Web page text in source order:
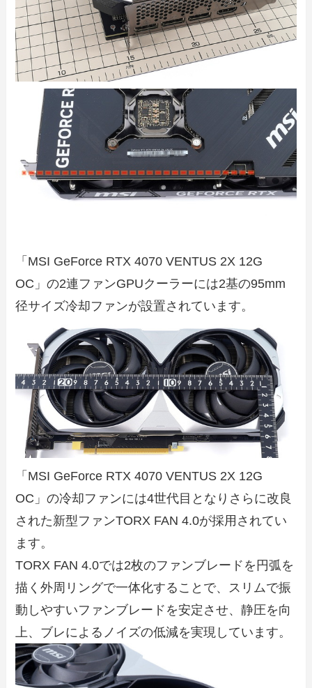
「MSI GeForce RTX 4070 VENTUS 2X 12G
OC」の2連ファンGPUクーラーには2基の95mm
径サイズ冷却ファンが設置されています。
「MSI GeForce RTX 4070 VENTUS 2X 12G
OC」の冷却ファンには4世代目となりさらに改良
された新型ファンTORX FAN 4.0が採用されてい
ます。
TORX FAN 4.0では2枚のファンブレードを円弧を
描く外周リングで一体化することで、スリムで振
動しやすいファンブレードを安定させ、静圧を向
上、ブレによるノイズの低減を実現しています。